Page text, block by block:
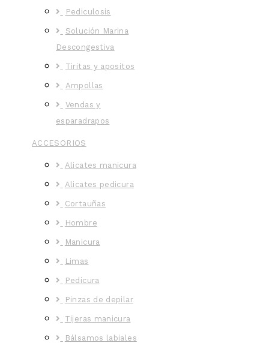
Pediculosis
Solución Marina
Descongestiva
Tiritas y apositos
Ampollas
Vendas y
esparadrapos
ACCESORIOS
Alicates manicura
Alicates pedicura
Cortauñas
Hombre
Manicura
Limas
Pedicura
Pinzas de depilar
Tijeras manicura
Bálsamos labiales